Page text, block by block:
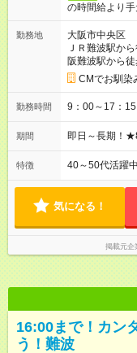
の時間給より手
勤務地
大阪市中央区
ＪＲ難波駅か
阪難波駅から
CMでお馴染
勤務時間 9：00～17：15
期間 即日～長期！
特徴 40～50代活躍中
気になる！
掲載元企
16:00まで！カン
う！難波